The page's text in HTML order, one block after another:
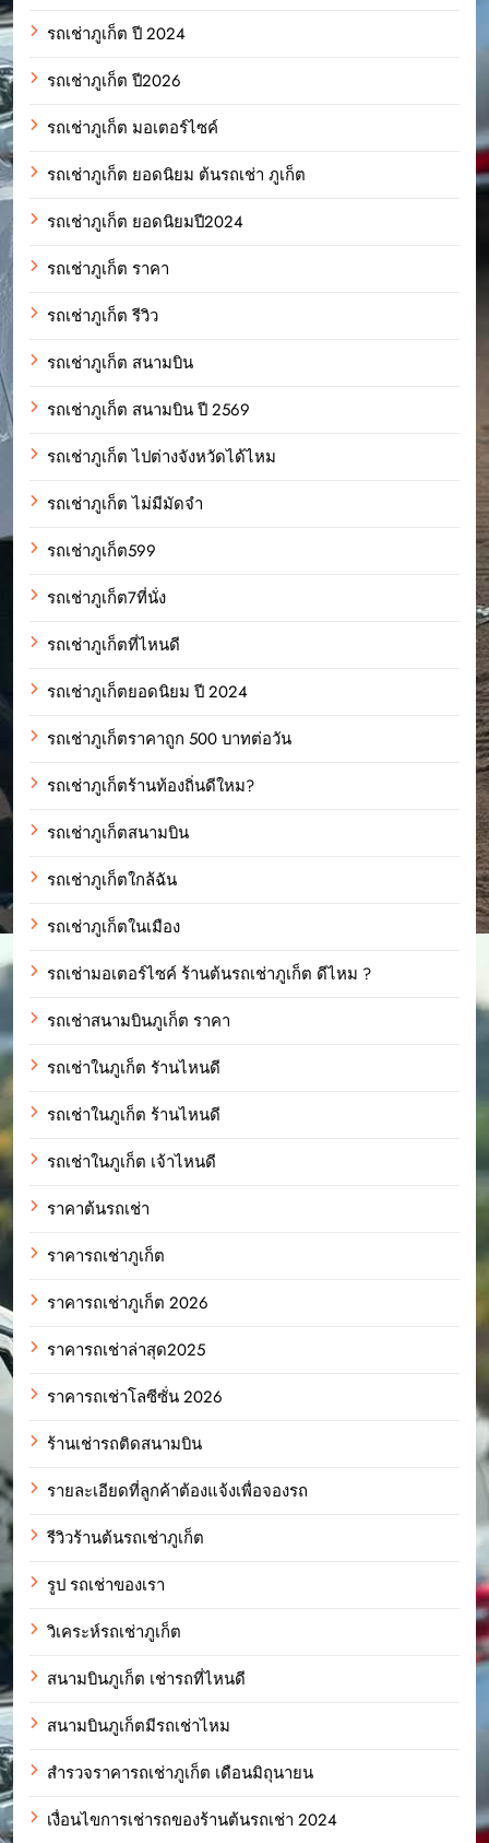
รถเช่าภูเก็ต ปี 2024
รถเช่าภูเก็ต ปี2026
รถเช่าภูเก็ต มอเตอร์ไซค์
รถเช่าภูเก็ต ยอดนิยม ต้นรถเช่า ภูเก็ต
รถเช่าภูเก็ต ยอดนิยมปี2024
รถเช่าภูเก็ต ราคา
รถเช่าภูเก็ต รีวิว
รถเช่าภูเก็ต สนามบิน
รถเช่าภูเก็ต สนามบิน ปี 2569
รถเช่าภูเก็ต ไปต่างจังหวัดได้ไหม
รถเช่าภูเก็ต ไม่มีมัดจำ
รถเช่าภูเก็ต599
รถเช่าภูเก็ต7ที่นั่ง
รถเช่าภูเก็ตที่ไหนดี
รถเช่าภูเก็ตยอดนิยม ปี 2024
รถเช่าภูเก็ตราคาถูก 500 บาทต่อวัน
รถเช่าภูเก็ตร้านท้องถิ่นดีใหม?
รถเช่าภูเก็ตสนามบิน
รถเช่าภูเก็ตใกล้ฉัน
รถเช่าภูเก็ตในเมือง
รถเช่ามอเตอร์ไซค์ ร้านต้นรถเช่าภูเก็ต ดีไหม ?
รถเช่าสนามบินภูเก็ต ราคา
รถเช่าในภูเก็ต รัานไหนดี
รถเช่าในภูเก็ต ร้านไหนดี
รถเช่าในภูเก็ต เจ้าไหนดี
ราคาต้นรถเช่า
ราคารถเช่าภูเก็ต
ราคารถเช่าภูเก็ต 2026
ราคารถเช่าล่าสุด2025
ราคารถเช่าโลซีซั่น 2026
ร้านเช่ารถติดสนามบิน
รายละเอียดที่ลูกค้าต้องแจ้งเพื่อจองรถ
รีวิวร้านต้นรถเช่าภูเก็ต
รูป รถเช่าของเรา
วิเคระห์รถเช่าภูเก็ต
สนามบินภูเก็ต เช่ารถที่ไหนดี
สนามบินภูเก็ตมีรถเช่าไหม
สำรวจราคารถเช่าภูเก็ต เดือนมิถุนายน
เงื่อนไขการเช่ารถของร้านต้นรถเช่า 2024